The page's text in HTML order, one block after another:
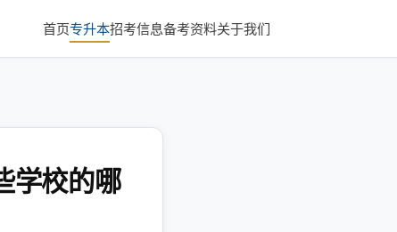
首页专升本招考信息备考资料关于我们
学校的哪